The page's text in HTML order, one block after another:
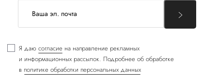
Я даю согласие на направление рекламных
и информационных рассылок. Подробнее об обработке
в политике обработки персональных данных